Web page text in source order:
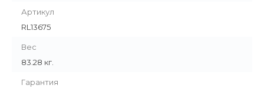
Артикул
RL13675
Вес
83.28 кг.
Гарантия